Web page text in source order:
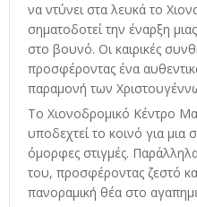
να ντύνει στα λευκά το
σηματοδοτεί την έναρξη
στο βουνό. Οι καιρικές
προσφέροντας ένα
παραμονή των
Το Χιονοδρομικό Κέντρο
υποδεχτεί το κοινό για
όμορφες στιγμές.
του, προσφέροντας ζεστό
πανοραμική θέα στο